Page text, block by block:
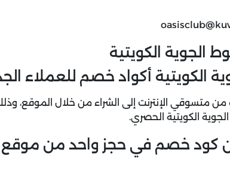
الجوية الكويتية
الكويتية أكواد خصم للعملاء
الإنترنت إلى الشراء من خلال الموقع،
الكويتية الحصري.
كود خصم في حجز واحد من موقع